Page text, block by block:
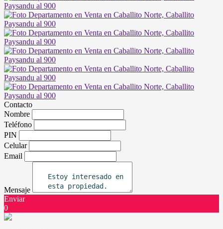
Contacto
Nombre
Teléfono
PIN
Celular
Email
Mensaje
Enviar
0